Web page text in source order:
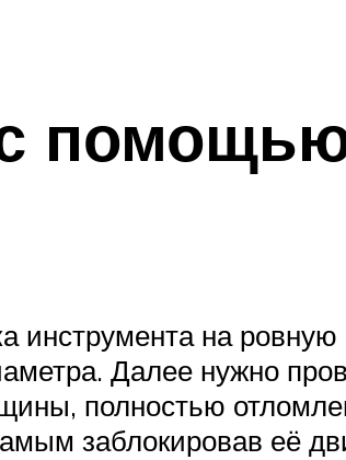
с
инструмента на
Далее нужно
полностью
заблокировав её